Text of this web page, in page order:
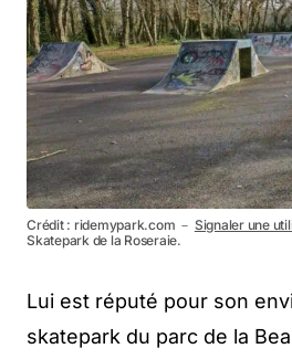
Crédit : ridemypark.com － Signaler une
Skatepark de la Roseraie.
Lui est réputé pour son
skatepark du parc de la